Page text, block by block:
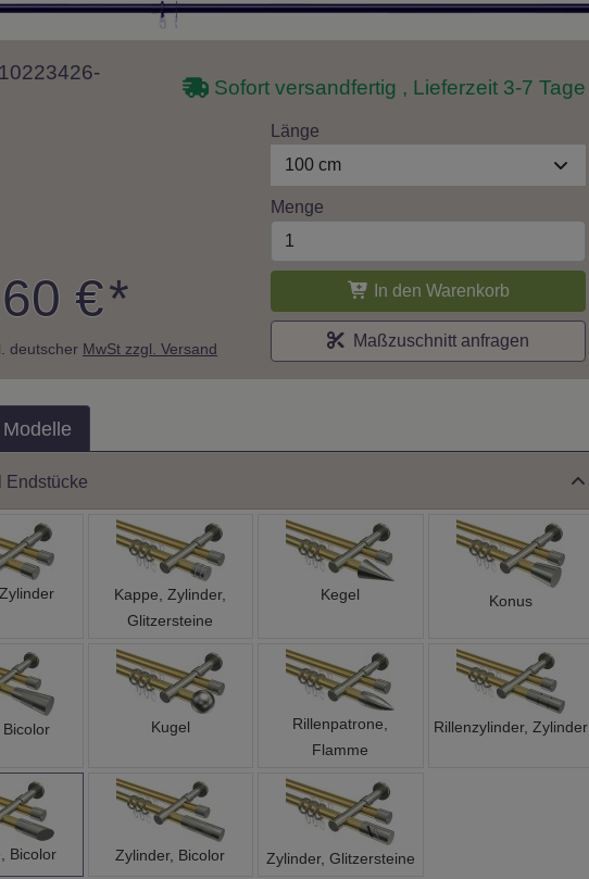
Sofort versandfertig , Lieferzeit 3-7 Tage
€*
deutscher MwSt zzgl. Versand
Länge
100 cm
Menge
In den Warenkorb
Maßzuschnitt anfragen
Endstücke
Kappe, Zylinder,
Glitzersteine
Kegel Konus
Kugel
Rillenpatrone,
Flamme
Rillenzylinder, Zylinder
Bicolor Zylinder, Bicolor Zylinder, Glitzersteine